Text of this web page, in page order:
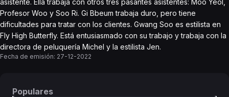
asistente. Ella trabaja con otros tres pasantes asistentes: Moo Yeol,
Profesor Woo y Soo Ri. Gi Bbeum trabaja duro, pero tiene
dificultades para tratar con los clientes. Gwang Soo es estilista en
Fly High Butterfly. Está entusiasmado con su trabajo y trabaja con la
directora de peluquería Michel y la estilista Jen.
Fecha de emisión: 27-12-2022
Populares